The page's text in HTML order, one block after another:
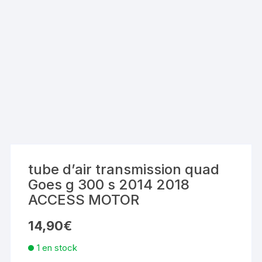
tube d’air transmission quad
Goes g 300 s 2014 2018
ACCESS MOTOR
14,90€
1 en stock